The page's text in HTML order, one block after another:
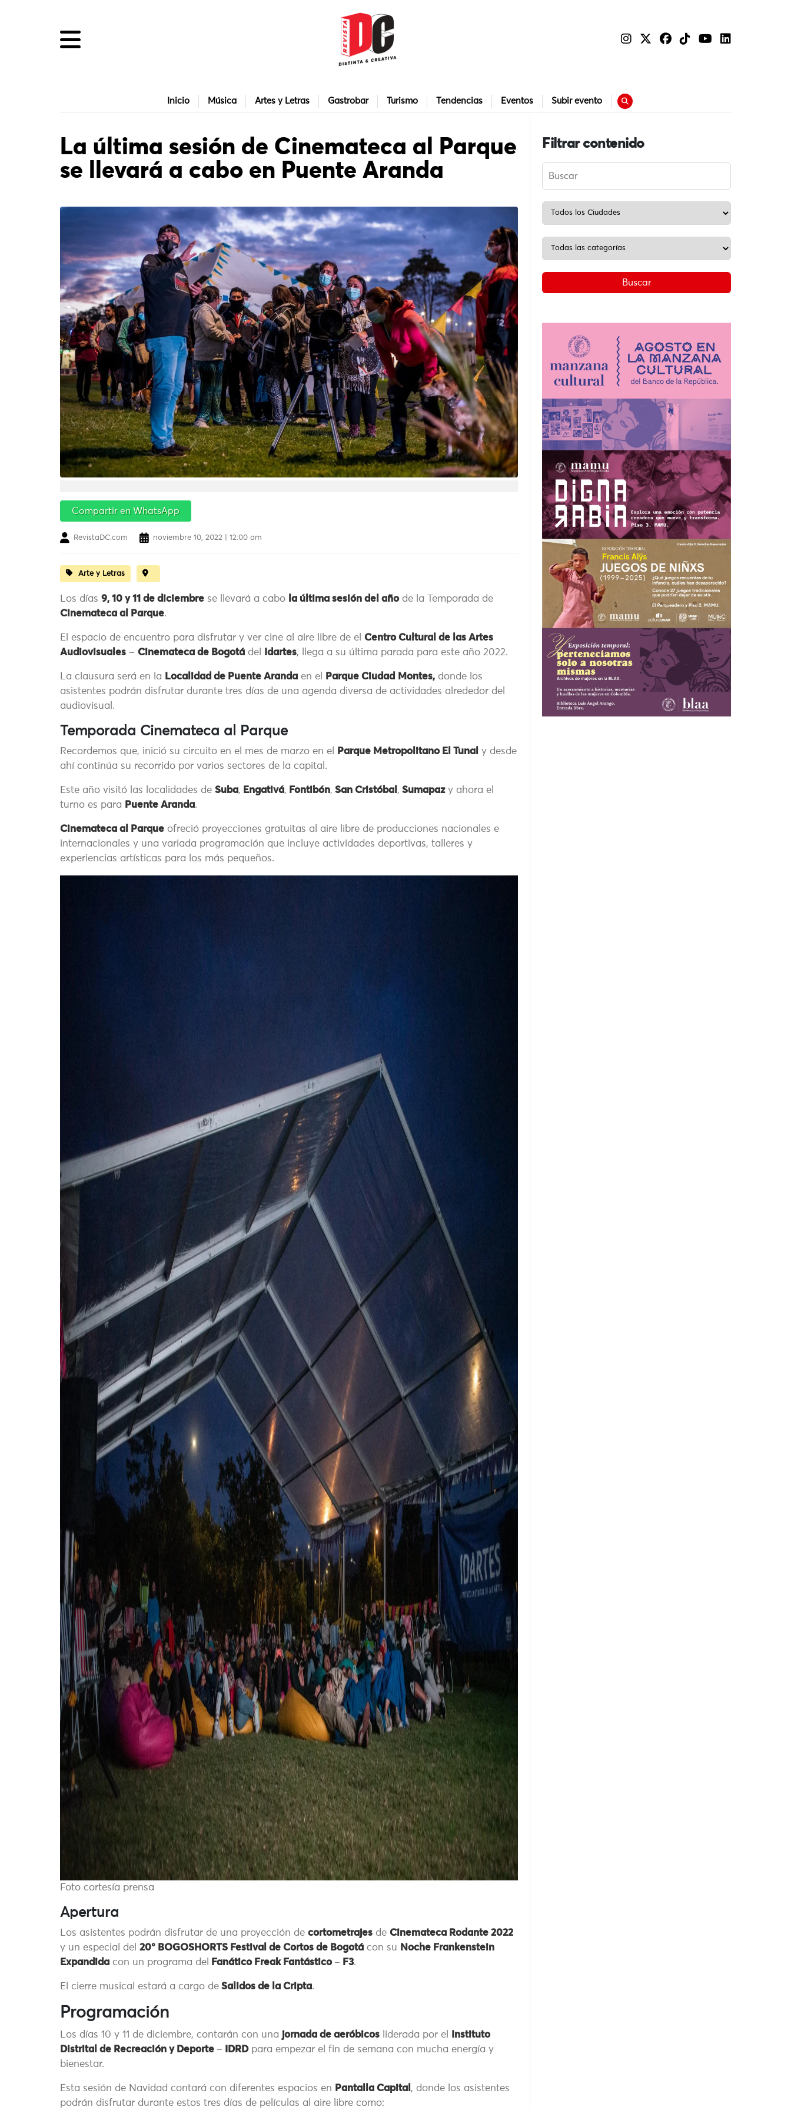
Inicio Música Artes y Letras Gastrobar Turismo Tendencias Eventos Subir evento
La última sesión de Cinemateca al Parque
se llevará a cabo en Puente Aranda
Compartir en WhatsApp
RevistaDC.com noviembre 10, 2022 | 12:00 am
Arte y Letras
Los días 9, 10 y 11 de diciembre se llevará a cabo la última sesión del añode la Temporada de
Cinemateca al Parque.
El espacio de encuentro para disfrutar y ver cine al aire libre de el Centro Cultural de las Artes
Audiovisuales – Cinemateca de Bogotá del Idartes, llega a su última parada para este año 2022.
La clausura será en la Localidad de Puente Aranda en el Parque Ciudad Montes, donde los
asistentes podrán disfrutar durante tres días de una agenda diversa de actividades alrededor del
audiovisual.
Temporada Cinemateca al Parque
Recordemos que, inició su circuito en el mes de marzo en el Parque Metropolitano El Tunal y desde
ahí continúa su recorrido por varios sectores de la capital.
Este año visitó las localidades de Suba, Engativá, Fontibón, San Cristóbal , Sumapazy ahora el
turno es para Puente Aranda.
Cinemateca al Parque ofreció proyecciones gratuitas al aire libre de producciones nacionales e
internacionales y una variada programación que incluye actividades deportivas, talleres y
experiencias artísticas para los más pequeños.
Foto cortesía prensa
Apertura
Los asistentes podrán disfrutar de una proyección de cortometrajes de Cinemateca Rodante 2022
y un especial del 20° BOGOSHORTS Festival de Cortos de Bogotá con su Noche Frankenstein
Expandida con un programa del Fanático Freak Fantástico – F3.
El cierre musical estará a cargo de Salidos de la Cripta.
Programación
Los días 10 y 11 de diciembre, contarán con una jornada de aeróbicos liderada por el
Instituto
Distrital de Recreación y Deporte – IDRDpara empezar el fin de semana con mucha energía y
bienestar.
Esta sesión de Navidad contará con diferentes espacios en Pantalla Capital , donde los asistentes
podrán disfrutar durante estos tres días de películas al aire libre como:
Filtrar contenido